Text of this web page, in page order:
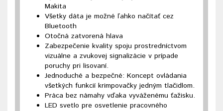
Makita
Všetky dáta je možné ľahko načítať cez
Bluetooth
Otočná zatvorená hlava
Zabezpečenie kvality spoju prostredníctvom
vizuálne a zvukovej signalizácie v prípade
poruchy pri lisovaní.
Jednoduché a bezpečné: Koncept ovládania
všetkých funkcií krimpovačky jedným tlačidlom.
Práca bez námahy vďaka vyváženému ťažisku.
LED svetlo pre osvetlenie pracovného